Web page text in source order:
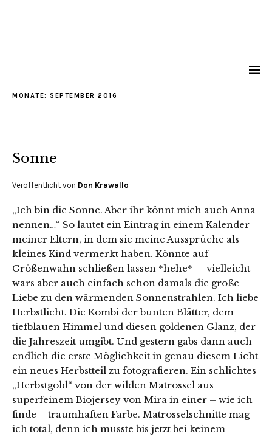
MONATE: SEPTEMBER 2016
Sonne
Veröffentlicht von Don Krawallo
„Ich bin die Sonne. Aber ihr könnt mich auch Anna
nennen…“ So lautet ein Eintrag in einem Kalender
meiner Eltern, in dem sie meine Aussprüche als
kleines Kind vermerkt haben. Könnte auf
Größenwahn schließen lassen *hehe* – vielleicht
wars aber auch einfach schon damals die große
Liebe zu den wärmenden Sonnenstrahlen. Ich liebe
Herbstlicht. Die Kombi der bunten Blätter, dem
tiefblauen Himmel und diesen goldenen Glanz, der
die Jahreszeit umgibt. Und gestern gabs dann auch
endlich die erste Möglichkeit in genau diesem Licht
ein neues Herbstteil zu fotografieren. Ein schlichtes
„Herbstgold“ von der wilden Matrossel aus
superfeinem Biojersey von Mira in einer – wie ich
finde – traumhaften Farbe. Matrosselschnitte mag
ich total, denn ich musste bis jetzt bei keinem